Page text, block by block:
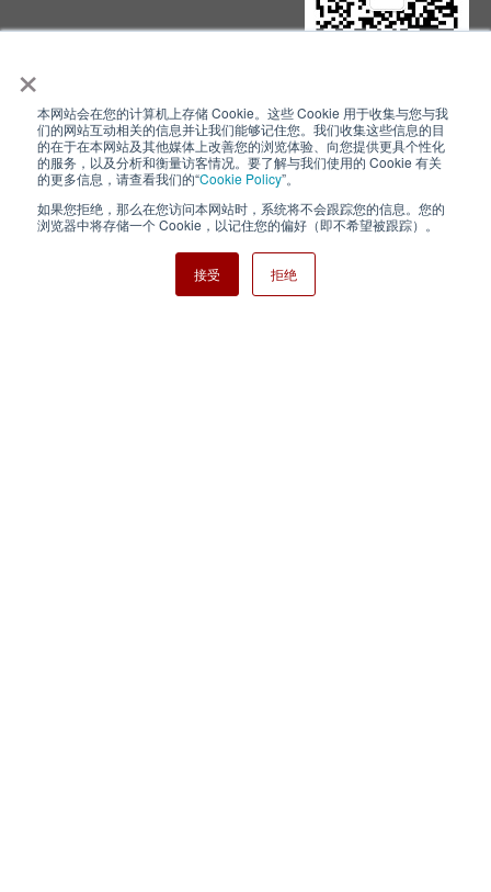
×
本网站会在您的计算机上存储 Cookie。这些 Cookie 用于收集与您与我
们的网站互动相关的信息并让我们能够记住您。我们收集这些信息的目
的在于在本网站及其他媒体上改善您的浏览体验、向您提供更具个性化
的服务，以及分析和衡量访客情况。要了解与我们使用的 Cookie 有关
的更多信息，请查看我们的“Cookie Policy”。
如果您拒绝，那么在您访问本网站时，系统将不会跟踪您的信息。您的
浏览器中将存储一个 Cookie，以记住您的偏好（即不希望被跟踪）。
接受 拒绝
隐私政策 使用条款
Cookie Policy 网站地图
Nisshinbo Holdings Inc.
Copyright ⓒ Nisshinbo Micro Devices Inc. All Rights Reserved.